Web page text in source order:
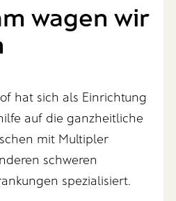
wagen wir
hat sich als Einrichtung
auf die ganzheitliche
mit Multipler
schweren
spezialisiert.